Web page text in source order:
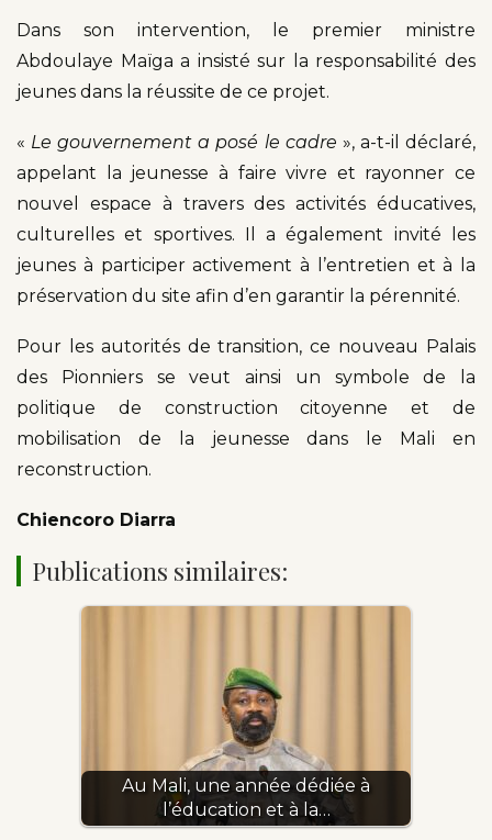
Dans son intervention, le premier ministre
Abdoulaye Maïga a insisté sur la responsabilité des
jeunes dans la réussite de ce projet.
« Le gouvernement a posé le cadre », a-t-il déclaré,
appelant la jeunesse à faire vivre et rayonner ce
nouvel espace à travers des activités éducatives,
culturelles et sportives. Il a également invité les
jeunes à participer activement à l’entretien et à la
préservation du site afin d’en garantir la pérennité.
Pour les autorités de transition, ce nouveau Palais
des Pionniers se veut ainsi un symbole de la
politique de construction citoyenne et de
mobilisation de la jeunesse dans le Mali en
reconstruction.
Chiencoro Diarra
Publications similaires:
Au Mali, une année dédiée à
l’éducation et à la…